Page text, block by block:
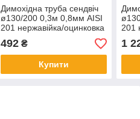
Димохідна труба сендвіч
ø130/200 0,3м 0,8мм AISI
201 нержавійка/оцинковка
492₴
Купити
201
1